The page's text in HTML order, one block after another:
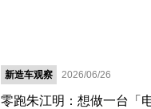
新造车观察 2026/06/26
零跑朱江明：想做一台「